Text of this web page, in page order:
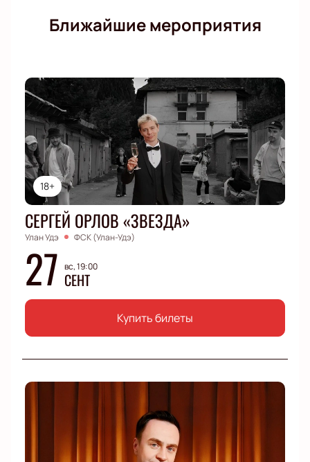
Ближайшие мероприятия
18+
СЕРГЕЙ ОРЛОВ «ЗВЕЗДА»
Улан Удэ ФСК (Улан-Удэ)
27 вс, 19:00
СЕНТ
Купить билеты